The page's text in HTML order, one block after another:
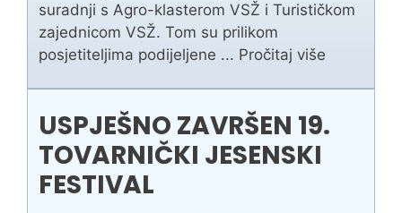
suradnji s Agro-klasterom VSŽ i Turističkom
zajednicom VSŽ. Tom su prilikom
posjetiteljima podijeljene ... Pročitaj više
USPJEŠNO ZAVRŠEN 19.
TOVARNIČKI JESENSKI
FESTIVAL